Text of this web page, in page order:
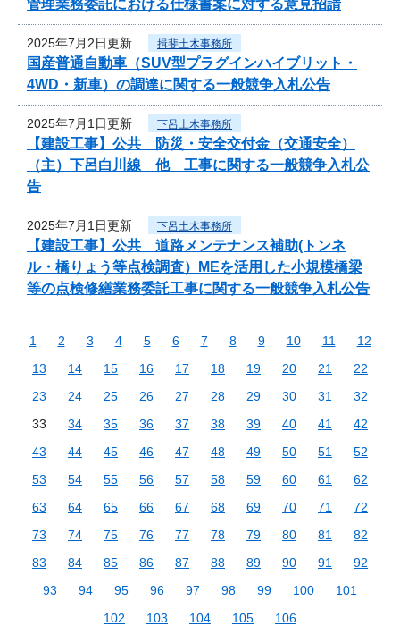
管理業務委託における仕様書案に対する意見招請
2025年7月2日更新 揖斐土木事務所
国産普通自動車（SUV型プラグインハイブリット・
4WD・新車）の調達に関する一般競争入札公告
2025年7月1日更新 下呂土木事務所
【建設工事】公共 防災・安全交付金（交通安全）
（主）下呂白川線 他 工事に関する一般競争入札公
告
2025年7月1日更新 下呂土木事務所
【建設工事】公共 道路メンテナンス補助(トンネ
ル・橋りょう等点検調査）MEを活用した小規模橋梁
等の点検修繕業務委託工事に関する一般競争入札公告
1 2 3 4 5 6 7 8 9 10 11
12
13
14 15 16 17 18 19 20 21
22
23
24 25 26 27 28 29 30 31
32
33
34 35 36 37 38 39 40 41
42
43
44 45 46 47 48 49 50 51
52
53
54 55 56 57 58 59 60 61
62
63
64 65 66 67 68 69 70 71
72
73
74 75 76 77 78 79 80 81
82
83
84 85 86 87 88 89 90 91
92
93
94 95 96 97 98 99 100
101
102
103 104 105 106